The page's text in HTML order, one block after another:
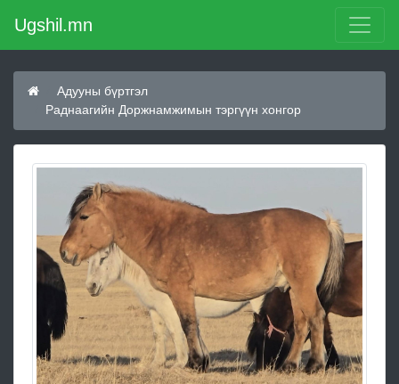
Ugshil.mn
Адууны бүртгэл
Раднаагийн Доржнамжимын тэргүүн хонгор